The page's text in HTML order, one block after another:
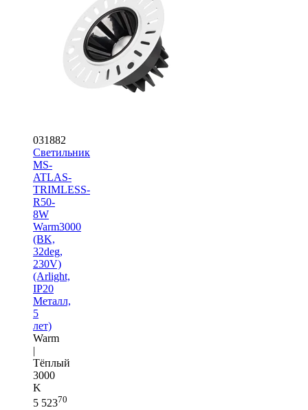
031882
Светильник
MS-
ATLAS-
TRIMLESS-
R50-
8W
Warm3000
(BK,
32deg,
230V)
(Arlight,
IP20
Металл,
5
лет)
Warm
|
Тёплый
3000
K
5 52370